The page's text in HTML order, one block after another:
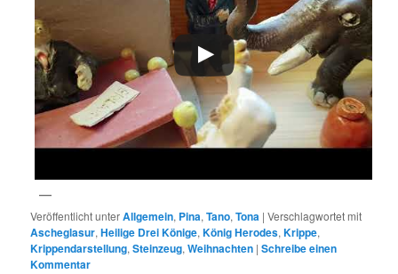
Veröffentlicht unterAllgemein, Pina,Tano,Tona |Verschlagwortet mit
Ascheglasur,Heilige Drei Könige,König Herodes,Krippe,
Krippendarstellung,Steinzeug,Weihnachten |Schreibe einen
Kommentar